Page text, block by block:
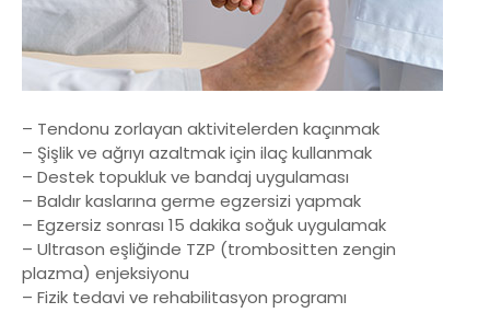
– Tendonu zorlayan aktivitelerden kaçınmak
– Şişlik ve ağrıyı azaltmak için ilaç kullanmak
– Destek topukluk ve bandaj uygulaması
– Baldır kaslarına germe egzersizi yapmak
– Egzersiz sonrası 15 dakika soğuk uygulamak
– Ultrason eşliğinde TZP (trombositten zengin
plazma) enjeksiyonu
– Fizik tedavi ve rehabilitasyon programı